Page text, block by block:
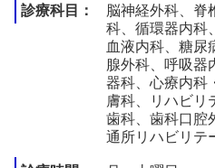
診療科目
脳神経外科、脊
科、循環器内科
血液内科、糖尿
腺外科、呼吸器
器科、心療内科
膚科、リハビリ
歯科、歯科口腔
通所リハビリテ